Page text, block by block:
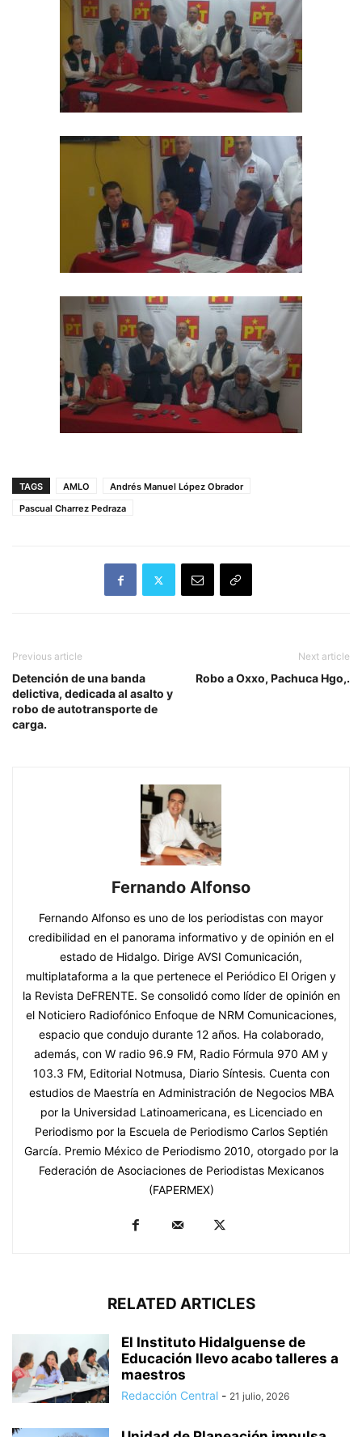
TAGS AMLO
Andrés Manuel López Obrador
Pascual Charrez Pedraza
Previous article
Detención de una banda
delictiva, dedicada al asalto y
robo de autotransporte de
carga.
Next article
Robo a Oxxo, Pachuca Hgo,.
Fernando Alfonso
Fernando Alfonso es uno de los periodistas con mayor
credibilidad en el panorama informativo y de opinión en el
estado de Hidalgo. Dirige AVSI Comunicación,
multiplataforma a la que pertenece el Periódico El Origen y
la Revista DeFRENTE. Se consolidó como líder de opinión en
el Noticiero Radiofónico Enfoque de NRM Comunicaciones,
espacio que condujo durante 12 años. Ha colaborado,
además, con W radio 96.9 FM, Radio Fórmula 970 AM y
103.3 FM, Editorial Notmusa, Diario Síntesis. Cuenta con
estudios de Maestría en Administración de Negocios MBA
por la Universidad Latinoamericana, es Licenciado en
Periodismo por la Escuela de Periodismo Carlos Septién
García. Premio México de Periodismo 2010, otorgado por la
Federación de Asociaciones de Periodistas Mexicanos
(FAPERMEX)
RELATED ARTICLES
El Instituto Hidalguense de
Educación llevo acabo talleres a
maestros
Redacción Central - 21 julio, 2026